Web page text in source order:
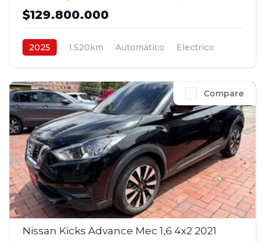
$129.800.000
2025 1.520km Automático
Electrico
Compare
Nissan Kicks Advance Mec 1,6 4x2 2021